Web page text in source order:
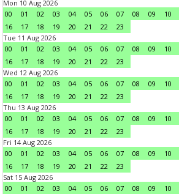
Mon 10 Aug 2026
00
01 02 03 04 05 06 07 08 09 10
16
17 18 19 20 21 22
23
Tue 11 Aug 2026
00
01 02 03 04 05 06 07 08 09 10
16
17 18 19 20 21 22
23
Wed 12 Aug 2026
00
01 02 03 04 05 06 07 08 09 10
16
17 18 19 20 21 22
23
Thu 13 Aug 2026
00
01 02 03 04 05 06 07 08 09 10
16
17 18 19 20 21 22
23
Fri 14 Aug 2026
00
01 02 03 04 05 06 07 08 09 10
16
17 18 19 20 21 22
23
Sat 15 Aug 2026
00
01 02 03 04 05 06 07 08 09 10